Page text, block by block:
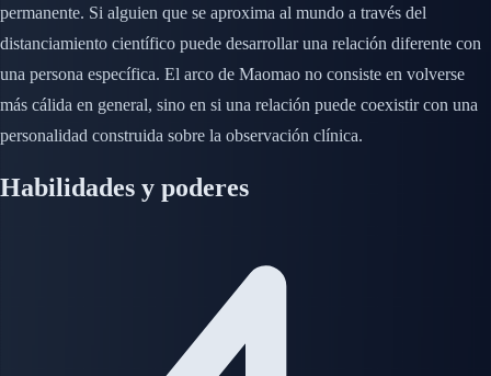
permanente. Si alguien que se aproxima al mundo a través del
distanciamiento científico puede desarrollar una relación diferente con
una persona específica. El arco de Maomao no consiste en volverse
más cálida en general, sino en si una relación puede coexistir con una
personalidad construida sobre la observación clínica.
Habilidades y poderes